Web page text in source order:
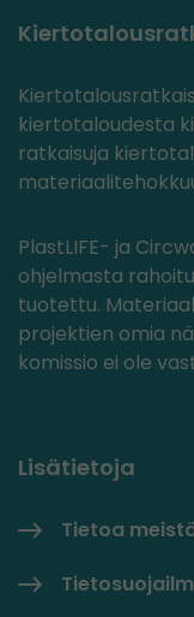
kiertotaloudesta
ratkaisuja
PlastLIFE- ja
ohjelmasta
tuotettu.
projektien omia
komissio ei ole
Lisätietoja
Tietoa